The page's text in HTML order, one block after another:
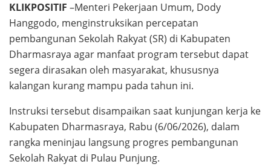
KLIKPOSITIF –Menteri Pekerjaan Umum, Dody
Hanggodo, menginstruksikan percepatan
pembangunan Sekolah Rakyat (SR) di Kabupaten
Dharmasraya agar manfaat program tersebut dapat
segera dirasakan oleh masyarakat, khususnya
kalangan kurang mampu pada tahun ini.
Instruksi tersebut disampaikan saat kunjungan kerja ke
Kabupaten Dharmasraya, Rabu (6/06/2026), dalam
rangka meninjau langsung progres pembangunan
Sekolah Rakyat di Pulau Punjung.